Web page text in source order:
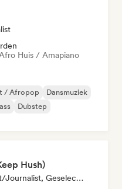
Huis / Amapiano
/ Afropop
Dansmuziek
Dubstep
Hush)
Booker, Media Outlet/Journalist, Geselecteerde DJ